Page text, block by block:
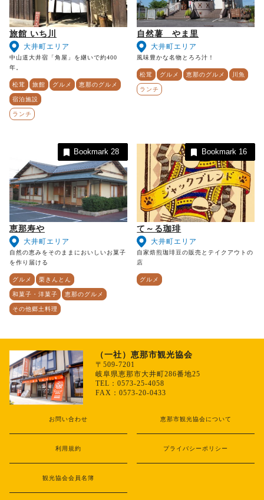
旅館 いち川
大井町エリア
中山道大井宿「角屋」を継いで約400
年。
松茸 旅館 グルメ 恵那のグルメ
宿泊施設
ランチ
自然薯 やま里
大井町エリア
風味豊かな名物とろろ汁！
松茸 グルメ 恵那のグルメ 川魚
ランチ
恵那寿や
大井町エリア
自然の恵みをそのままにおいしいお菓子
を作り届ける
グルメ 栗きんとん
和菓子・洋菓子 恵那のグルメ
その他郷土料理
Bookmark28
て～る珈琲
大井町エリア
自家焙煎珈琲豆の販売とテイクアウトの
店
グルメ
Bookmark 16
（一社）恵那市観光協会
〒509-7201
岐阜県恵那市大井町286番地25
TEL：0573-25-4058
FAX：0573-20-0433
お問い合わせ 恵那市観光協会について
利用規約 プライバシーポリシー
観光協会会員名簿